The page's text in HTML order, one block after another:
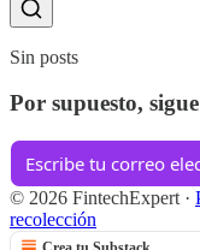
Sin posts
Por supuesto,
© 2026 FintechExpert ·
recolección